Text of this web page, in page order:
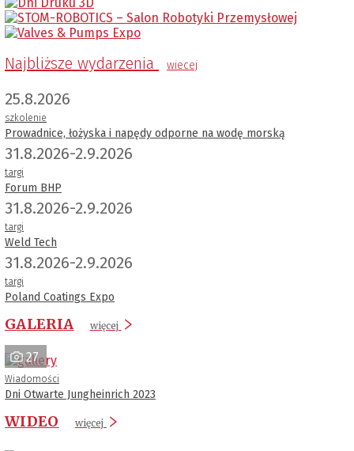
Najbliższe wydarzenia wiecej
25.8.2026
szkolenie
Prowadnice, łożyska i napędy odporne na wodę morską
31.8.2026-2.9.2026
targi
Forum BHP
31.8.2026-2.9.2026
targi
Weld Tech
31.8.2026-2.9.2026
targi
Poland Coatings Expo
GALERIA więcej
27
Wiadomości
Dni Otwarte Jungheinrich 2023
WIDEO więcej